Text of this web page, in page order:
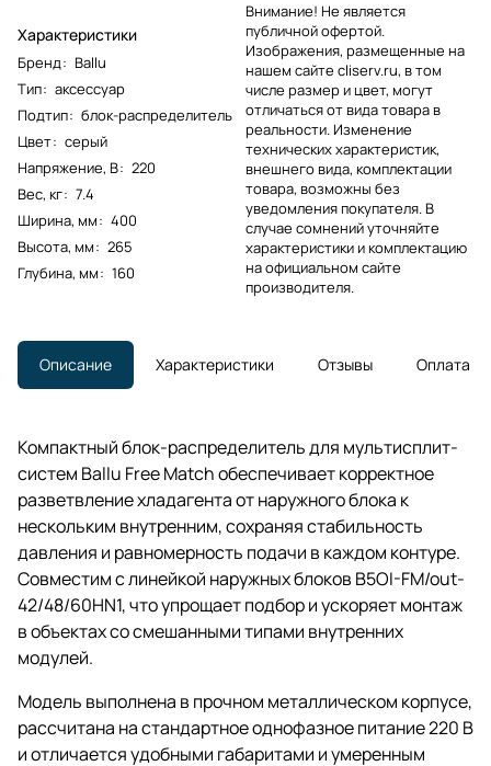
Характеристики
Бренд: Ballu
Тип: аксессуар
Подтип: блок-распределитель
Цвет: серый
Напряжение, В: 220
Вес, кг: 7.4
Ширина, мм: 400
Высота, мм: 265
Глубина, мм: 160
Внимание! Не является
публичной офертой.
Изображения, размещенные на
нашем сайте cliserv.ru, в том
числе размер и цвет, могут
отличаться от вида товара в
реальности. Изменение
технических характеристик,
внешнего вида, комплектации
товара, возможны без
уведомления покупателя. В
случае сомнений уточняйте
характеристики и комплектацию
на официальном сайте
производителя.
Описание Характеристики Отзывы Оплата
Компактный блок-распределитель для мультисплит-
систем Ballu Free Match обеспечивает корректное
разветвление хладагента от наружного блока к
нескольким внутренним, сохраняя стабильность
давления и равномерность подачи в каждом контуре.
Совместим с линейкой наружных блоков B5OI-FM/out-
42/48/60HN1, что упрощает подбор и ускоряет монтаж
в объектах со смешанными типами внутренних
модулей.
Модель выполнена в прочном металлическом корпусе,
рассчитана на стандартное однофазное питание 220 В
и отличается удобными габаритами и умеренным